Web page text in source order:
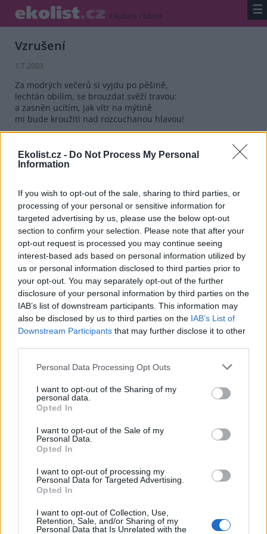
Ekolist.cz - Do Not Process My Personal
Information
If you wish to opt-out of the sale, sharing to third parties, or
processing of your personal or sensitive information for
targeted advertising by us, please use the below opt-out
section to confirm your selection. Please note that after your
opt-out request is processed you may continue seeing
interest-based ads based on personal information utilized by
us or personal information disclosed to third parties prior to
your opt-out. You may separately opt-out of the further
disclosure of your personal information by third parties on the
IAB’s list of downstream participants. This information may
also be disclosed by us to third parties on the IAB’s List of
Downstream Participants that may further disclose it to other
Personal Data Processing Opt Outs
I want to opt-out of the Sharing of my
personal data.
Opted In
I want to opt-out of the Sale of my
Personal Data.
Opted In
I want to opt-out of processing my
Personal Data for Targeted Advertising.
Opted In
I want to opt-out of Collection, Use,
Retention, Sale, and/or Sharing of my
Personal Data that Is Unrelated with the
/ kultura / básně ☰
Vzrušení
1.7.2003
Za modrých večerů si vyjdu po pěšině,
lechtán obilím, se brouzdat svěží travou:
a zasněn ucítím, jak vítr na mýtině
mi bude kroužiti nad rozcuchanou hlavou!
Však budu míti duši lásce otevřenou;
jak cikán půjdu dlouho, dlouho podél hranic,
reklama
Arthur Rimbaud
tisknout poslat
reklama
Online diskuse
Redakce Ekolistu vítá čtenářské názory, komentáře a postřehy. Tím,
dodržovatpravidla diskuse. V případě porušení si redakce
vyhrazuje právo smazat diskusní příspěvěk
Heslo